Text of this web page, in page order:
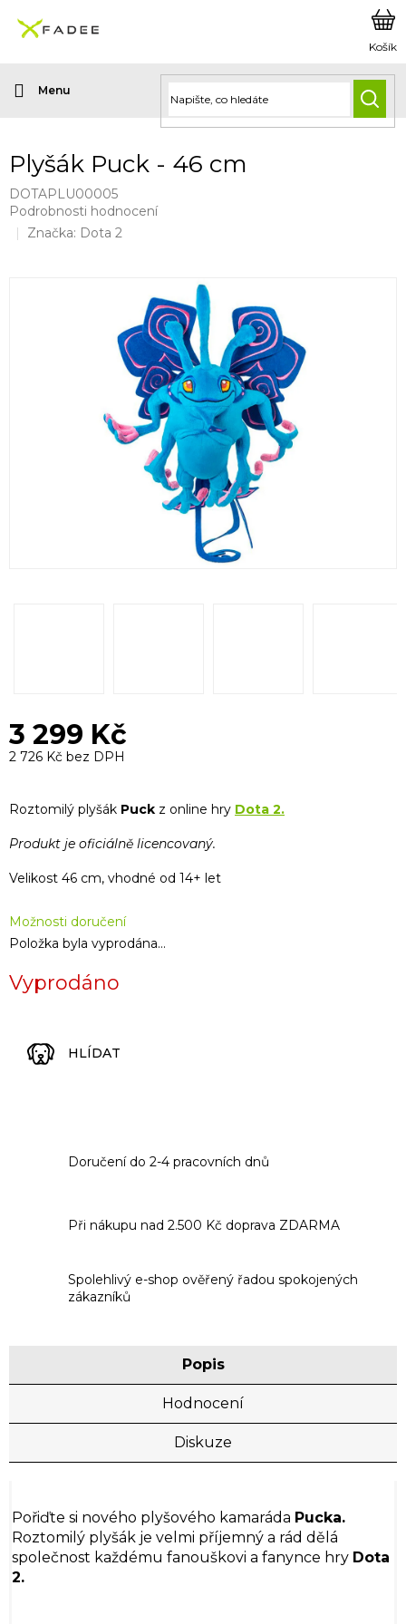
obsah
Plyšák Puck - 46 cm
DOTAPLU00005
Průměrné
hodnocení
Podrobnosti hodnocení
Značka: Dota 2
3 299 Kč
2 726 Kč bez DPH
cena:
Vyprodáno
Možnosti doručení
Položka byla vyprodána…
Roztomilý plyšák Puck z online hry Dota 2.
Produkt je oficiálně licencovaný.
Velikost 46 cm, vhodné od 14+ let
HLÍDAT
Doručení do 2-4 pracovních dnů
Při nákupu nad 2.500 Kč doprava ZDARMA
Spolehlivý e-shop ověřený řadou spokojených
zákazníků
Popis
Hodnocení
Diskuze
Pořiďte si nového plyšového kamaráda Pucka.
Roztomilý plyšák je velmi příjemný a rád dělá
společnost každému fanouškovi a fanynce hry Dota
2.